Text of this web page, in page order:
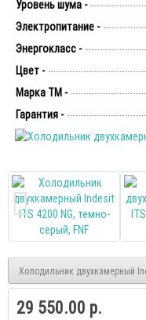
Уровень шума -
Электропитание -
Энергокласс -
Цвет -
Марка ТМ -
Гарантия -
Холодильник двухкамерный
29 550.00 р.